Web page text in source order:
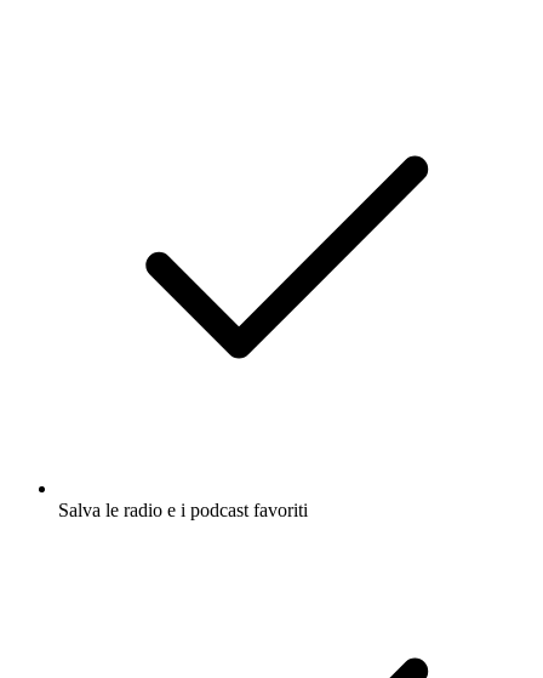
Salva le radio e i podcast favoriti